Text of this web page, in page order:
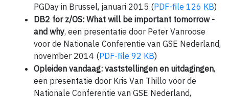
PGDay in Brussel, januari 2015 (PDF-file 126 KB)
DB2 for z/OS: What will be important tomorrow -
and why, een presentatie door Peter Vanroose
voor de Nationale Conferentie van GSE Nederland,
november 2014 (PDF-file 92 KB)
Opleiden vandaag: vaststellingen en uitdagingen,
een presentatie door Kris Van Thillo voor de
Nationale Conferentie van GSE Nederland,